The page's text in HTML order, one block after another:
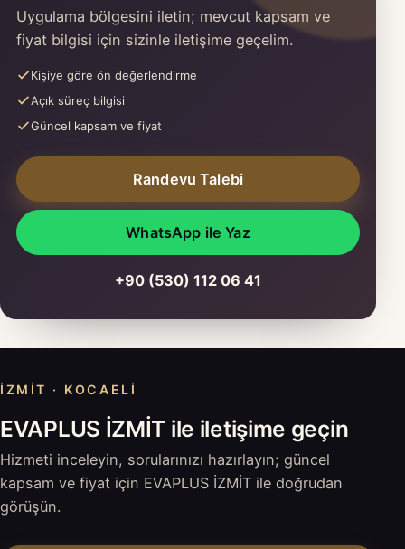
Uygulama bölgesini iletin; mevcut kapsam ve
fiyat bilgisi için sizinle iletişime geçelim.
Kişiye göre ön değerlendirme
Açık süreç bilgisi
Güncel kapsam ve fiyat
Randevu Talebi
WhatsApp ile Yaz
+90 (530) 112 06 41
İZMIT · KOCAELI
EVAPLUS İZMİT ile iletişime geçin
Hizmeti inceleyin, sorularınızı hazırlayın; güncel
kapsam ve fiyat için EVAPLUS İZMİT ile doğrudan
görüşün.